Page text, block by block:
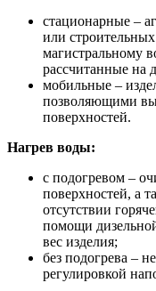
стационарные –
или
магистральному
рассчитанные на
мобильные –
позволяющими
поверхностей.
Нагрев воды:
с подогревом –
поверхностей, а
отсутствии
помощи
вес изделия;
без подогрева –
регулировкой